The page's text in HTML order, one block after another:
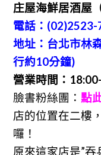
庄屋海鮮居酒屋
電話：(02)2523-
地址：台北市林
行約10分鐘)
營業時間：
臉書粉絲團： 點
店的位置在二樓
囉！
原來這家店是”吞